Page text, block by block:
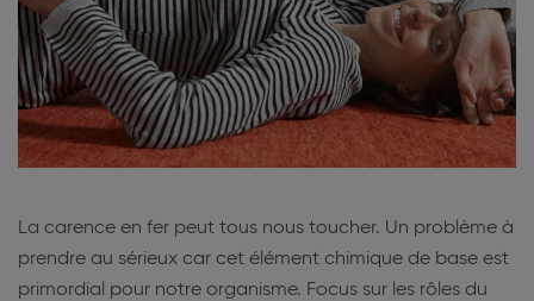
La carence en fer peut tous nous toucher. Un problème à
prendre au sérieux car cet élément chimique de base est
primordial pour notre organisme. Focus sur les rôles du